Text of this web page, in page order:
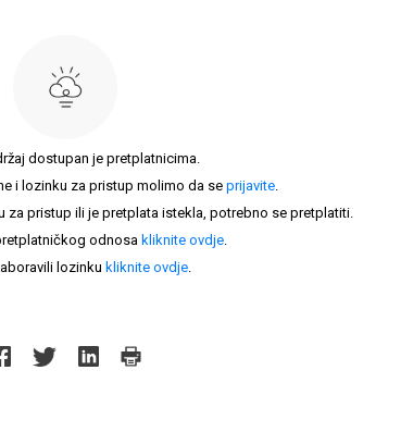
dostupan je pretplatnicima.
i lozinku za pristup molimo da se prijavite.
za pristup ili je pretplata istekla, potrebno se pretplatiti.
odnosa kliknite ovdje.
lozinku kliknite ovdje.